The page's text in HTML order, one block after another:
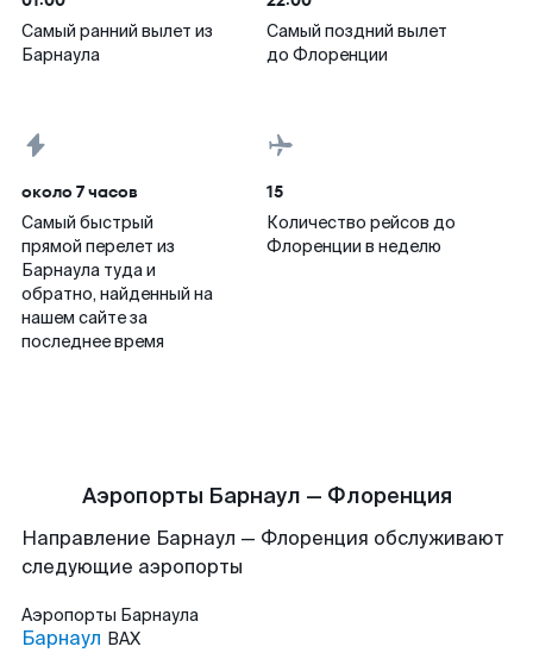
Самый ранний вылет из
Барнаула
Самый поздний вылет
до Флоренции
около 7 часов
Самый быстрый
прямой перелет из
Барнаула туда и
обратно, найденный на
нашем сайте за
последнее время
15
Количество рейсов до
Флоренции в неделю
Аэропорты Барнаул — Флоренция
Направление Барнаул — Флоренция обслуживают
следующие аэропорты
Аэропорты Барнаула
Барнаул BAX